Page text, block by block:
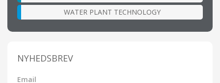
WATER PLANT TECHNOLOGY
NYHEDSBREV
Email